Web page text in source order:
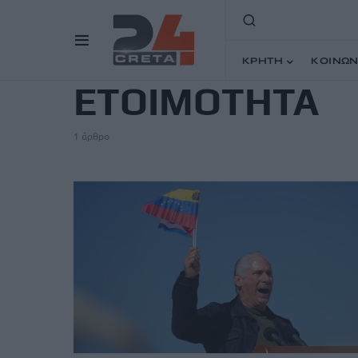
ΚΡΗΤΗ
ΕΤΟΙΜΟΤΗΤΑ
1 άρθρο